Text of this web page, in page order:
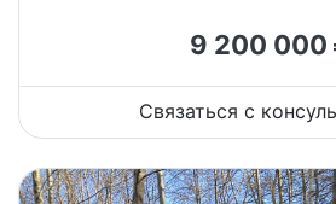
9 200 000
Связаться с